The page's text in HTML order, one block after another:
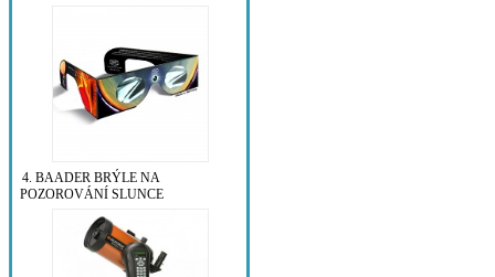
4. BAADER BRÝLE NA
POZOROVÁNÍ SLUNCE